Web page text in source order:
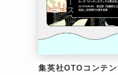
集英社OTOコンテ